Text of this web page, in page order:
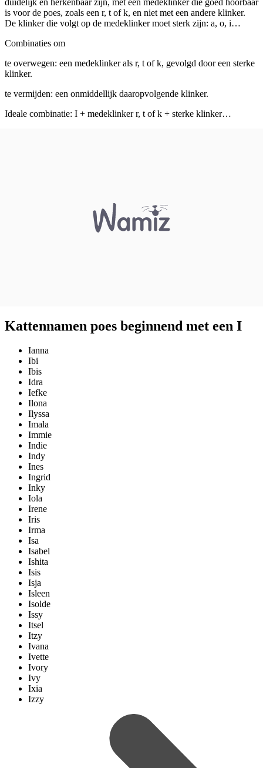
is voor de poes, zoals een r, t of k, en niet met een andere klinker.
De klinker die volgt op de medeklinker moet sterk zijn: a, o, i…
Combinaties om
te overwegen: een medeklinker als r, t of k, gevolgd door een sterke
klinker.
te vermijden: een onmiddellijk daaropvolgende klinker.
Ideale combinatie: I + medeklinker r, t of k + sterke klinker…
Kattennamen poes beginnend met een I
Ianna
Ibi
Ibis
Idra
Iefke
Ilona
Ilyssa
Imala
Immie
Indie
Indy
Ines
Ingrid
Inky
Iola
Irene
Iris
Irma
Isa
Isabel
Ishita
Isis
Isja
Isleen
Isolde
Issy
Itsel
Itzy
Ivana
Ivette
Ivory
Ivy
Ixia
Izzy